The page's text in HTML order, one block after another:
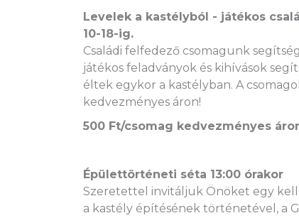
Levelek a kastélyból - játékos
10-18-ig.
Családi felfedező csomagunk
játékos feladványok és kihívások
éltek egykor a kastélyban. A
kedvezményes áron!
500 Ft/csomag kedvezményes
Épülettörténeti séta 13:00 órakor
Szeretettel invitáljuk Önöket egy
a kastély építésének történetével, a